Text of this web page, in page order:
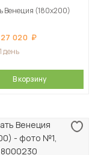
Венеция (180х200)
27 020
день
В корзину